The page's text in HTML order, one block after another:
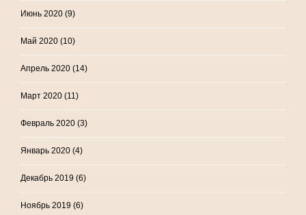
Июнь 2020 (9)
Май 2020 (10)
Апрель 2020 (14)
Март 2020 (11)
Февраль 2020 (3)
Январь 2020 (4)
Декабрь 2019 (6)
Ноябрь 2019 (6)